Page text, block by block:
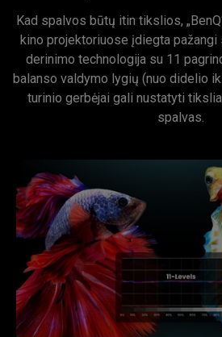
Kad spalvos būtų itin tikslios,
kino projektoriuose įdiegta
derinimo technologija su 11
balanso valdymo lygių (nuo didelio
turinio gerbėjai gali nustatyti
spalvas.